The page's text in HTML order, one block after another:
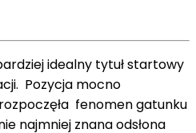
idealny tytuł startowy
Pozycja mocno
fenomen gatunku
najmniej znana odsłona